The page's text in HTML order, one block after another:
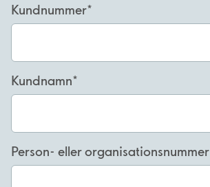
Kundnummer
Kundnamn
Person- eller organisationsnummer